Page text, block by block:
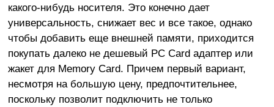
какого-нибудь носителя. Это конечно дает
универсальность, снижает вес и все такое, однако
чтобы добавить еще внешней памяти, приходится
покупать далеко не дешевый PC Card адаптер или
жакет для Memory Card. Причем первый вариант,
несмотря на большую цену, предпочтительнее,
поскольку позволит подключить не только